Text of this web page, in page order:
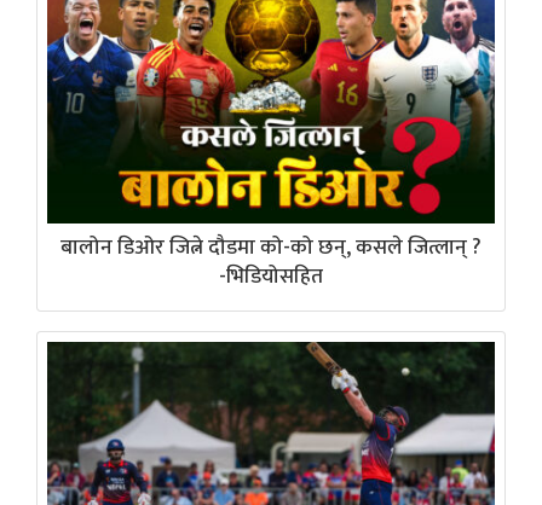
बालोन डिओर जित्ने दौडमा को-को छन्, कसले जित्लान् ?
-भिडियोसहित